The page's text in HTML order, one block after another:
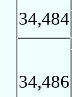
34,484
34,486